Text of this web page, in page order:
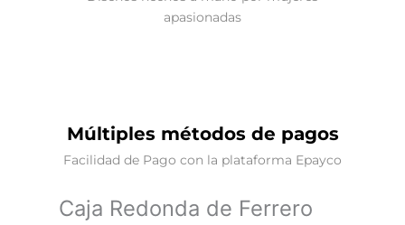
apasionadas
Múltiples métodos de pagos
Facilidad de Pago con la plataforma Epayco
Caja Redonda de Ferrero